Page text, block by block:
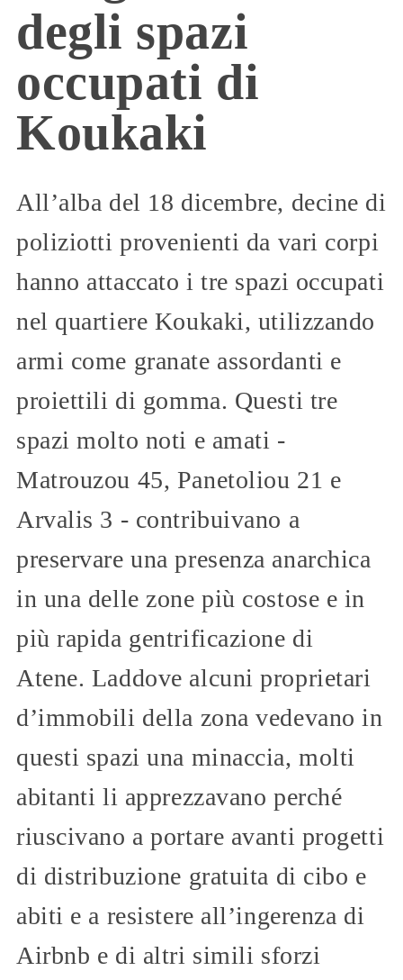
degli spazi
occupati di
Koukaki
All’alba del 18 dicembre, decine di
poliziotti provenienti da vari corpi
hanno attaccato i tre spazi occupati
nel quartiere Koukaki, utilizzando
armi come granate assordanti e
proiettili di gomma. Questi tre
spazi molto noti e amati -
Matrouzou 45, Panetoliou 21 e
Arvalis 3 - contribuivano a
preservare una presenza anarchica
in una delle zone più costose e in
più rapida gentrificazione di
Atene. Laddove alcuni proprietari
d’immobili della zona vedevano in
questi spazi una minaccia, molti
abitanti li apprezzavano perché
riuscivano a portare avanti progetti
di distribuzione gratuita di cibo e
abiti e a resistere all’ingerenza di
Airbnb e di altri simili sforzi